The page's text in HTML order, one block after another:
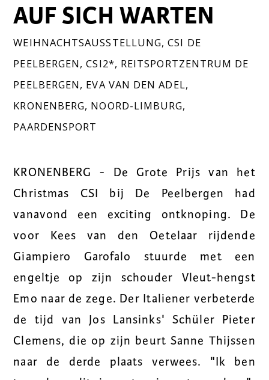
AUF SICH WARTEN
WEIHNACHTSAUSSTELLUNG,CSI DE
PEELBERGEN,CSI2*, REITSPORTZENTRUM DE
PEELBERGEN, EVA VAN DEN ADEL,
KRONENBERG, NOORD-LIMBURG,
PAARDENSPORT
KRONENBERG - De Grote Prijs van het
Christmas CSI bij De Peelbergen had
vanavond een exciting ontknoping. De
voor Kees van den Oetelaar rijdende
Giampiero Garofalo stuurde met een
engeltje op zijn schouder Vleut-hengst
Emo naar de zege. Der Italiener verbeterde
de tijd van Jos Lansinks' Schüler Pieter
Clemens, die op zijn beurt Sanne Thijssen
naar de derde plaats verwees. "Ik ben